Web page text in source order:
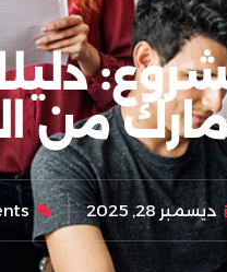
من
ديسمبر 28, 2025